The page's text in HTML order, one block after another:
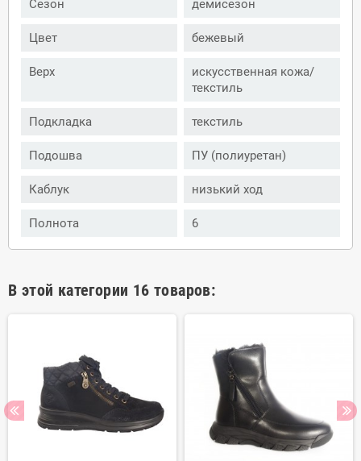
Сезон демисезон
Цвет бежевый
Верх
искусственная кожа/
текстиль
Подкладка текстиль
Подошва ПУ (полиуретан)
Каблук низький ход
Полнота 6
В этой категории 16 товаров: